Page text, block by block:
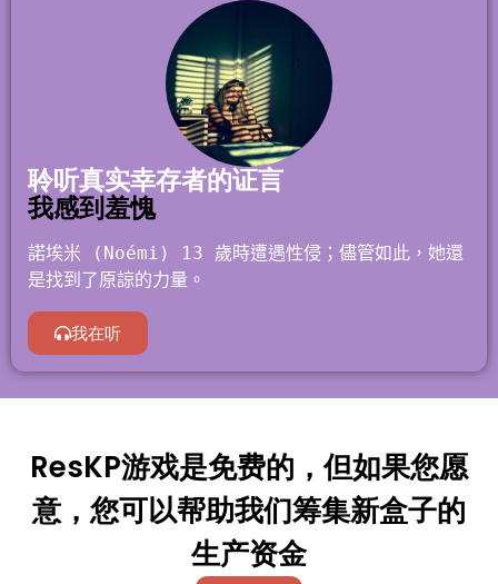
聆听真实幸存者的证言
我感到羞愧
諾埃米 (Noémi) 13 歲時遭遇性侵；儘管如此，她還
是找到了原諒的力量。
我在听
ResKP游戏是免费的，但如果您愿
意，您可以帮助我们筹集新盒子的
生产资金